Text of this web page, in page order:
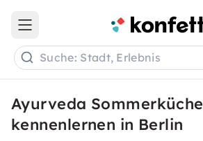
Open main menu
Suche: Stadt, Erlebnis
Ayurveda Sommerküche
kennenlernen in Berlin